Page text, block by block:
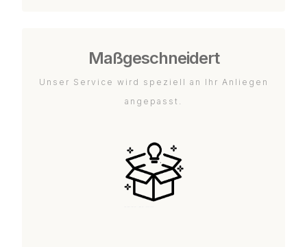
Maßgeschneidert
Unser Service wird speziell an Ihr Anliegen
angepasst.